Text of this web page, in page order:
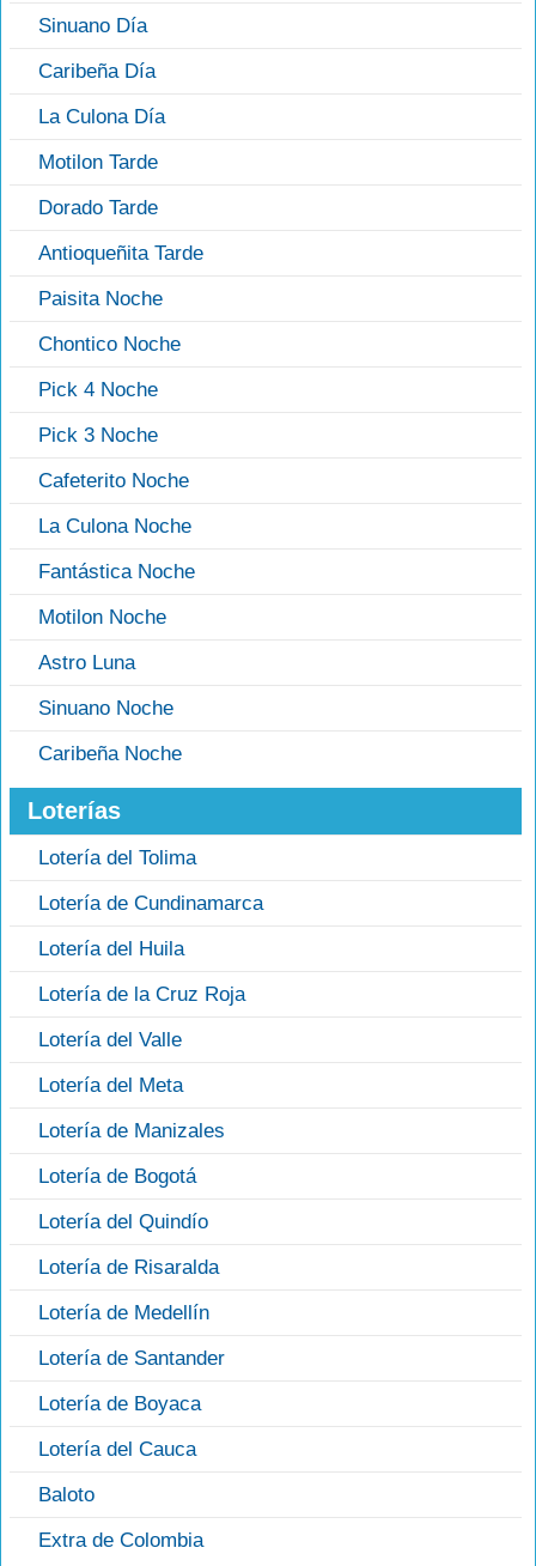
Sinuano Día
Caribeña Día
La Culona Día
Motilon Tarde
Dorado Tarde
Antioqueñita Tarde
Paisita Noche
Chontico Noche
Pick 4 Noche
Pick 3 Noche
Cafeterito Noche
La Culona Noche
Fantástica Noche
Motilon Noche
Astro Luna
Sinuano Noche
Caribeña Noche
Loterías
Lotería del Tolima
Lotería de Cundinamarca
Lotería del Huila
Lotería de la Cruz Roja
Lotería del Valle
Lotería del Meta
Lotería de Manizales
Lotería de Bogotá
Lotería del Quindío
Lotería de Risaralda
Lotería de Medellín
Lotería de Santander
Lotería de Boyaca
Lotería del Cauca
Baloto
Extra de Colombia